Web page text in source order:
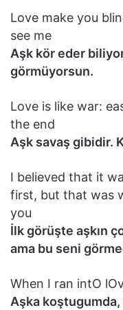
Love make you
see me
Aşk kör eder
görmüyorsun.
Love is like war:
the end
Aşk savaş gibidir.
I believed that it
first, but that was
you
İlk görüşte aşkın
ama bu seni
When I ran intO
Aşka